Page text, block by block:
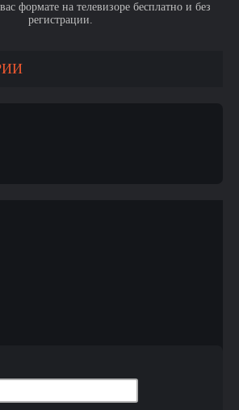
формате на телевизоре бесплатно и без
регистрации.